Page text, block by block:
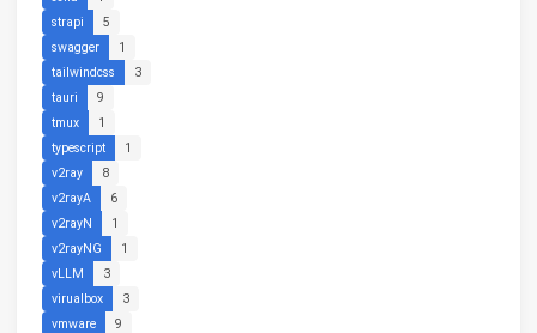
strapi
5
swagger
1
tailwindcss
3
tauri
9
tmux
1
typescript
1
v2ray
8
v2rayA
6
v2rayN
1
v2rayNG
1
vLLM
3
virualbox
3
vmware
9